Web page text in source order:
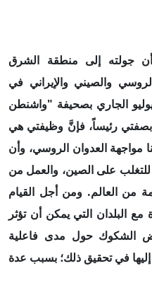
جولته إلى منطقة الشرق
والصيني والإيراني في
في مقالة نُشرت في 9 يوليو الجاري بصحيفة "واشنطن
رئيساً، فإنَّ وظيفتي هي
مواجهة العدوان الروسي، وأن
على الصين، والعمل من
من العالم. ومن أجل القيام
مع البلدان التي يمكن أن تؤثر
الشكوك حول مدى فاعلية
إليها في تحقيق ذلك؛ بسبب عدة